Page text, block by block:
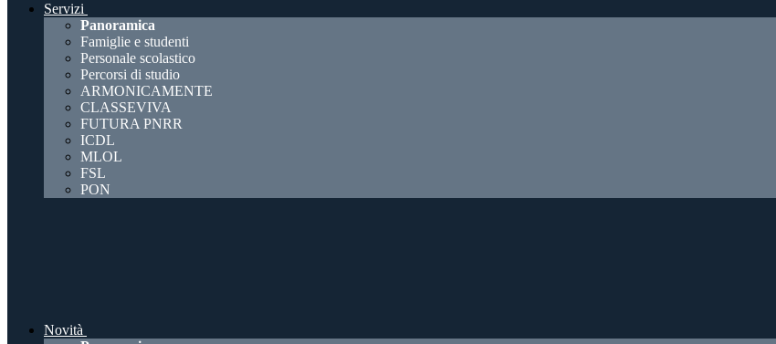
Servizi
Panoramica
Famiglie e studenti
Personale scolastico
Percorsi di studio
ARMONICAMENTE
CLASSEVIVA
FUTURA PNRR
ICDL
MLOL
FSL
PON
Novità